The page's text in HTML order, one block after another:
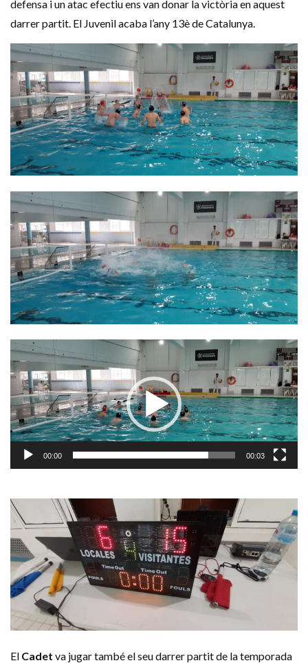
defensa i un atac efectiu ens van donar la victòria en aquest
darrer partit. El Juvenil acaba l’any 13è de Catalunya.
Video
Player
00:00 00:03
El Cadet va jugar també el seu darrer partit de la temporada